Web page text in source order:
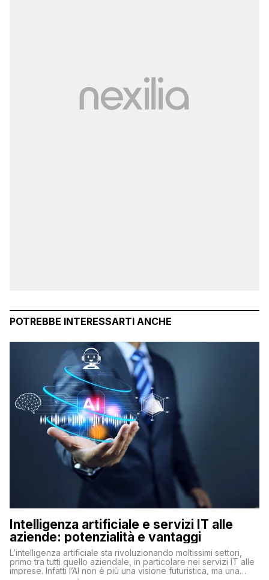
POTREBBE INTERESSARTI ANCHE
Intelligenza artificiale e servizi IT alle
aziende: potenzialità e vantaggi
L’intelligenza artificiale sta rivoluzionando moltissimi settori,
primo tra tutti quello aziendale, in particolare nei servizi IT alle
imprese. Infatti l’AI non è più una visione futuristica, ma una